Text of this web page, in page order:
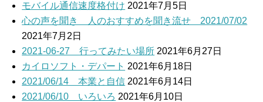
モバイル通信速度格付け 2021年7月5日
心の声を聞き 人のおすすめを聞き流せ 2021/07/02
2021年7月2日
2021-06-27 行ってみたい場所 2021年6月27日
カイロソフト・デパート 2021年6月18日
2021/06/14 本業と自信 2021年6月14日
2021/06/10 いろいろ 2021年6月10日